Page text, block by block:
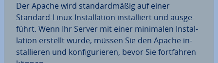
Der Apache wird stan­dard­mä­ßig auf einer
Standard-Linux-In­stal­la­ti­on in­stal­liert und aus­ge­
führt. Wenn Ihr Server mit einer minimalen In­stal­
la­ti­on erstellt wurde, müssen Sie den Apache in­
stal­lie­ren und kon­fi­gu­rie­ren, bevor Sie fort­fah­ren